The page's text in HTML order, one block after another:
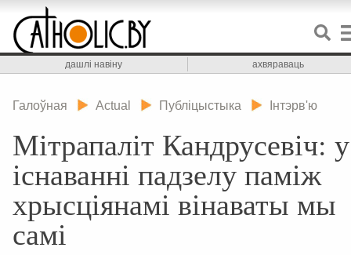
дашлі навіну ахвяраваць
Галоўная Actual Публіцыстыка Інтэрв'ю
Мітрапаліт Кандрусевіч: у
існаванні падзелу паміж
хрысціянамі вінаваты мы
самі